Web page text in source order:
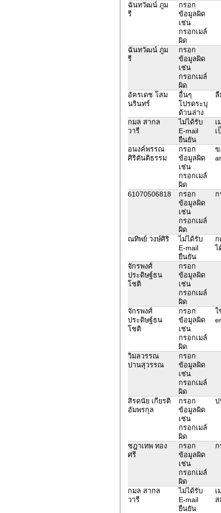
ฉันทวัฒน์ ภูม
รี
กรอก
ข้อมูลผิด
เช่น
กรอกเมล์
ผิด
ฉันทวัฒน์ ภูม
รี
กรอก
ข้อมูลผิด
เช่น
กรอกเมล์
ผิด
อัครเดช โสม
นรินทร์
อื่นๆ
โปรดระบุ
ด้านล่าง
ลื
กมล สากล
วารี
ไม่ได้รับ
E-mail
ยืนยัน
เ
เ
อนงค์พรรณ
ศิริตันติธรรม
กรอก
ข้อมูลผิด
เช่น
กรอกเมล์
ผิด
ข
61070506818
กรอก
ข้อมูลผิด
เช่น
กรอกเมล์
ผิด
ณทิพย์ วงษ์ศิริ
ไม่ได้รับ
E-mail
ยืนยัน
ไ
จักรพงศ์
ประดิษฐ์ธน
โชติ
กรอก
ข้อมูลผิด
เช่น
กรอกเมล์
ผิด
จักรพงศ์
ประดิษฐ์ธน
โชติ
กรอก
ข้อมูลผิด
เช่น
กรอกเมล์
ผิด
ใ
วิมลวรรณ
ปานสุวรรณ
กรอก
ข้อมูลผิด
เช่น
กรอกเมล์
ผิด
สิรดนัย เกียรติ
อัมพรกุล
กรอก
ข้อมูลผิด
เช่น
กรอกเมล์
ผิด
ป
ชฎาเทพ ทอง
ศรี
กรอก
ข้อมูลผิด
เช่น
กรอกเมล์
ผิด
ก
กมล สากล
วารี
ไม่ได้รับ
E-mail
ยืนยัน
เ